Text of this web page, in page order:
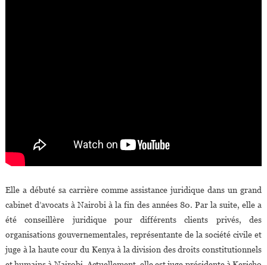
Elle a débuté sa carrière comme assistance juridique dans un grand
cabinet d’avocats à Nairobi à la fin des années 80. Par la suite, elle a
été conseillère juridique pour différents clients privés, des
organisations gouvernementales, représentante de la société civile et
juge à la haute cour du Kenya à la division des droits constitutionnels